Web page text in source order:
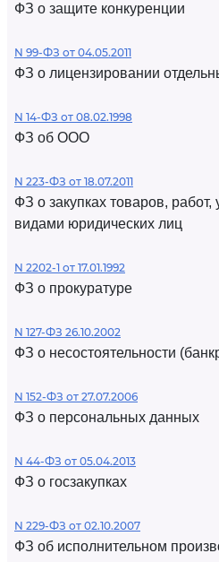
ФЗ о защите конкуренции
N 99-ФЗ от 04.05.2011
ФЗ о лицензировании
N 14-ФЗ от 08.02.1998
ФЗ об ООО
N 223-ФЗ от 18.07.2011
ФЗ о закупках товаров, работ,
видами юридических лиц
N 2202-1 от 17.01.1992
ФЗ о прокуратуре
N 127-ФЗ 26.10.2002
ФЗ о несостоятельности
N 152-ФЗ от 27.07.2006
ФЗ о персональных данных
N 44-ФЗ от 05.04.2013
ФЗ о госзакупках
N 229-ФЗ от 02.10.2007
ФЗ об исполнительном